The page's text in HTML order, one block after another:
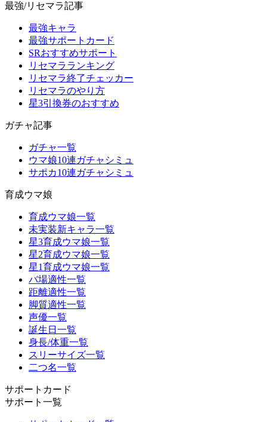
最強/リセマラ記事
最強キャラ
最強サポートカード
SRおすすめサポート
リセマラランキング
リセマラ終了チェッカー
リセマラのやり方
星3引換券のおすすめ
ガチャ記事
ガチャ一覧
ウマ娘10連ガチャシミュ
サポカ10連ガチャシミュ
育成ウマ娘
育成ウマ娘一覧
未実装新キャラ一覧
星3育成ウマ娘一覧
星2育成ウマ娘一覧
星1育成ウマ娘一覧
バ場適性一覧
距離適性一覧
脚質適性一覧
声優一覧
誕生日一覧
身長/体重一覧
スリーサイズ一覧
二つ名一覧
サポートカード
サポート一覧